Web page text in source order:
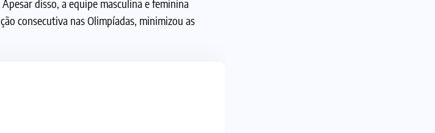
disso, a equipe masculina e feminina
consecutiva nas Olimpíadas, minimizou as